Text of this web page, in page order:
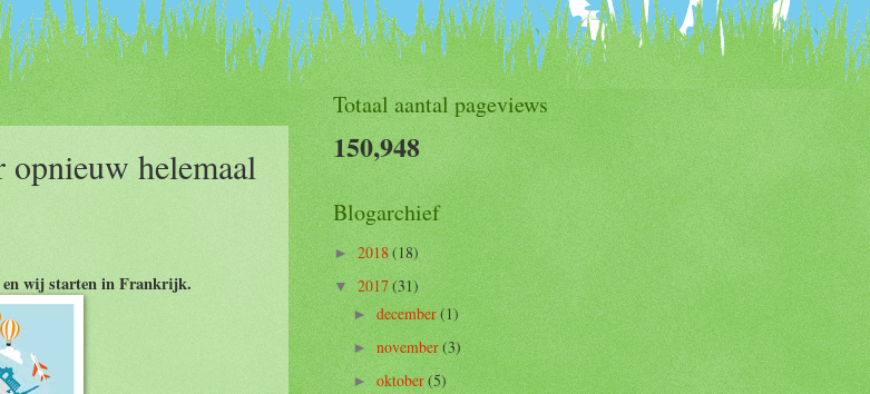
helemaal
en wij starten in Frankrijk.
Totaal aantal pageviews
150,948
Blogarchief
►2018(18)
▼2017(31)
►december(1)
►november(3)
►oktober(5)